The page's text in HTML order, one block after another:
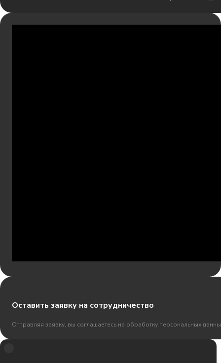
Оставить заявку на сотрудничество
Отправляя заявку, вы соглашаетесь на обработку персональных